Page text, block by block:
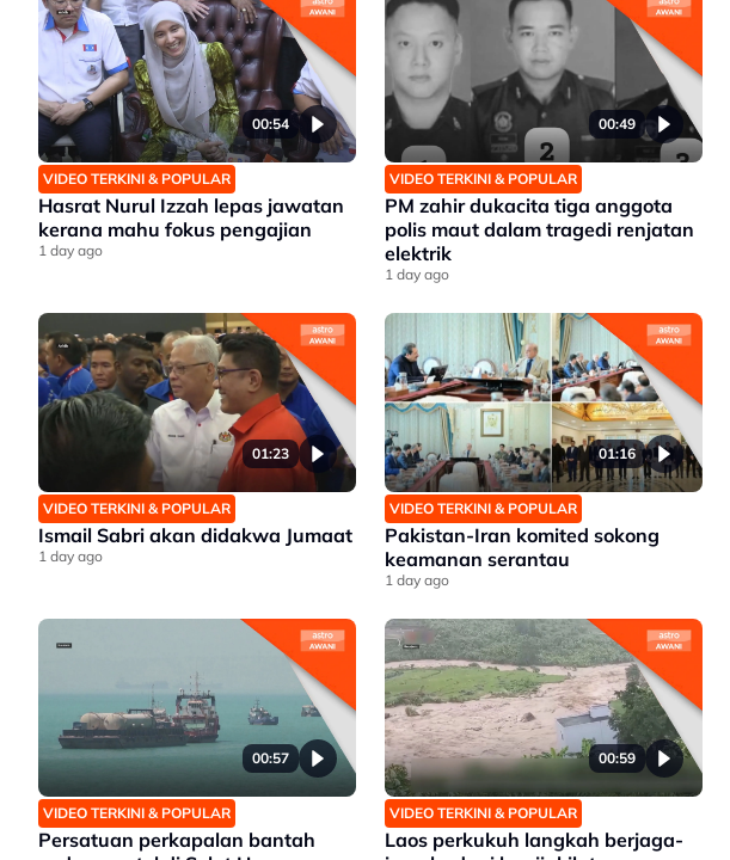
00:54
VIDEO TERKINI & POPULAR
Hasrat Nurul Izzah lepas jawatan
kerana mahu fokus pengajian
1 day ago
00:49
VIDEO TERKINI & POPULAR
PM zahir dukacita tiga anggota
polis maut dalam tragedi renjatan
elektrik
1 day ago
01:23
VIDEO TERKINI & POPULAR
Ismail Sabri akan didakwa Jumaat
1 day ago
01:16
VIDEO TERKINI & POPULAR
Pakistan-Iran komited sokong
keamanan serantau
1 day ago
00:57
VIDEO TERKINI & POPULAR
Persatuan perkapalan bantah
00:59
VIDEO TERKINI & POPULAR
Laos perkukuh langkah berjaga-